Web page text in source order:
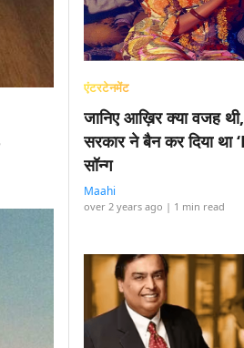
एंटरटेनमेंट
जानिए आख़िर क्या वजह
सरकार ने बैन कर दिया
सॉन्ग
Maahi
over 2 years ago | 1 min read